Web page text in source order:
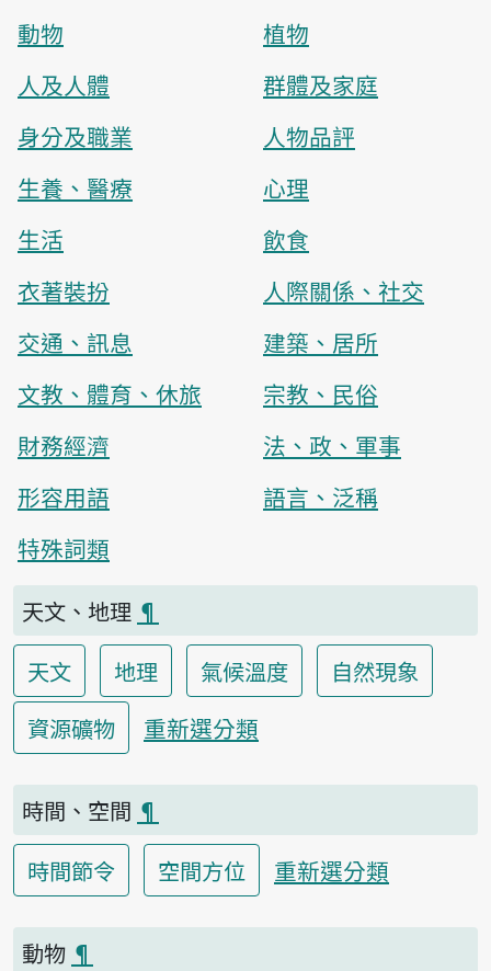
動物
植物
人及人體
群體及家庭
身分及職業
人物品評
生養、醫療
心理
生活
飲食
衣著裝扮
人際關係、社交
交通、訊息
建築、居所
文教、體育、休旅
宗教、民俗
財務經濟
法、政、軍事
形容用語
語言、泛稱
特殊詞類
天文、地理 ¶
天文
地理 氣候溫度
自然現象
資源礦物
重新選分類
時間、空間 ¶
時間節令
空間方位 重新選分類
動物 ¶